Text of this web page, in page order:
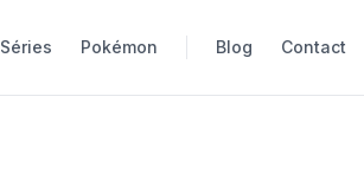
Séries Pokémon Blog Contact
Séries Pokémon Blog Contact